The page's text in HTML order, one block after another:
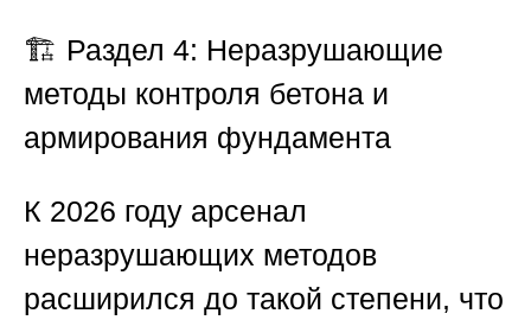
🏗️ Раздел 4: Неразрушающие
методы контроля бетона и
армирования фундамента
К 2026 году арсенал
неразрушающих методов
расширился до такой степени, что